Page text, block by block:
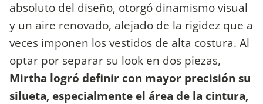
absoluto del diseño, otorgó dinamismo visual
y un aire renovado, alejado de la rigidez que a
veces imponen los vestidos de alta costura. Al
optar por separar su look en dos piezas,
Mirtha logró definir con mayor precisión su
silueta, especialmente el área de la cintura,